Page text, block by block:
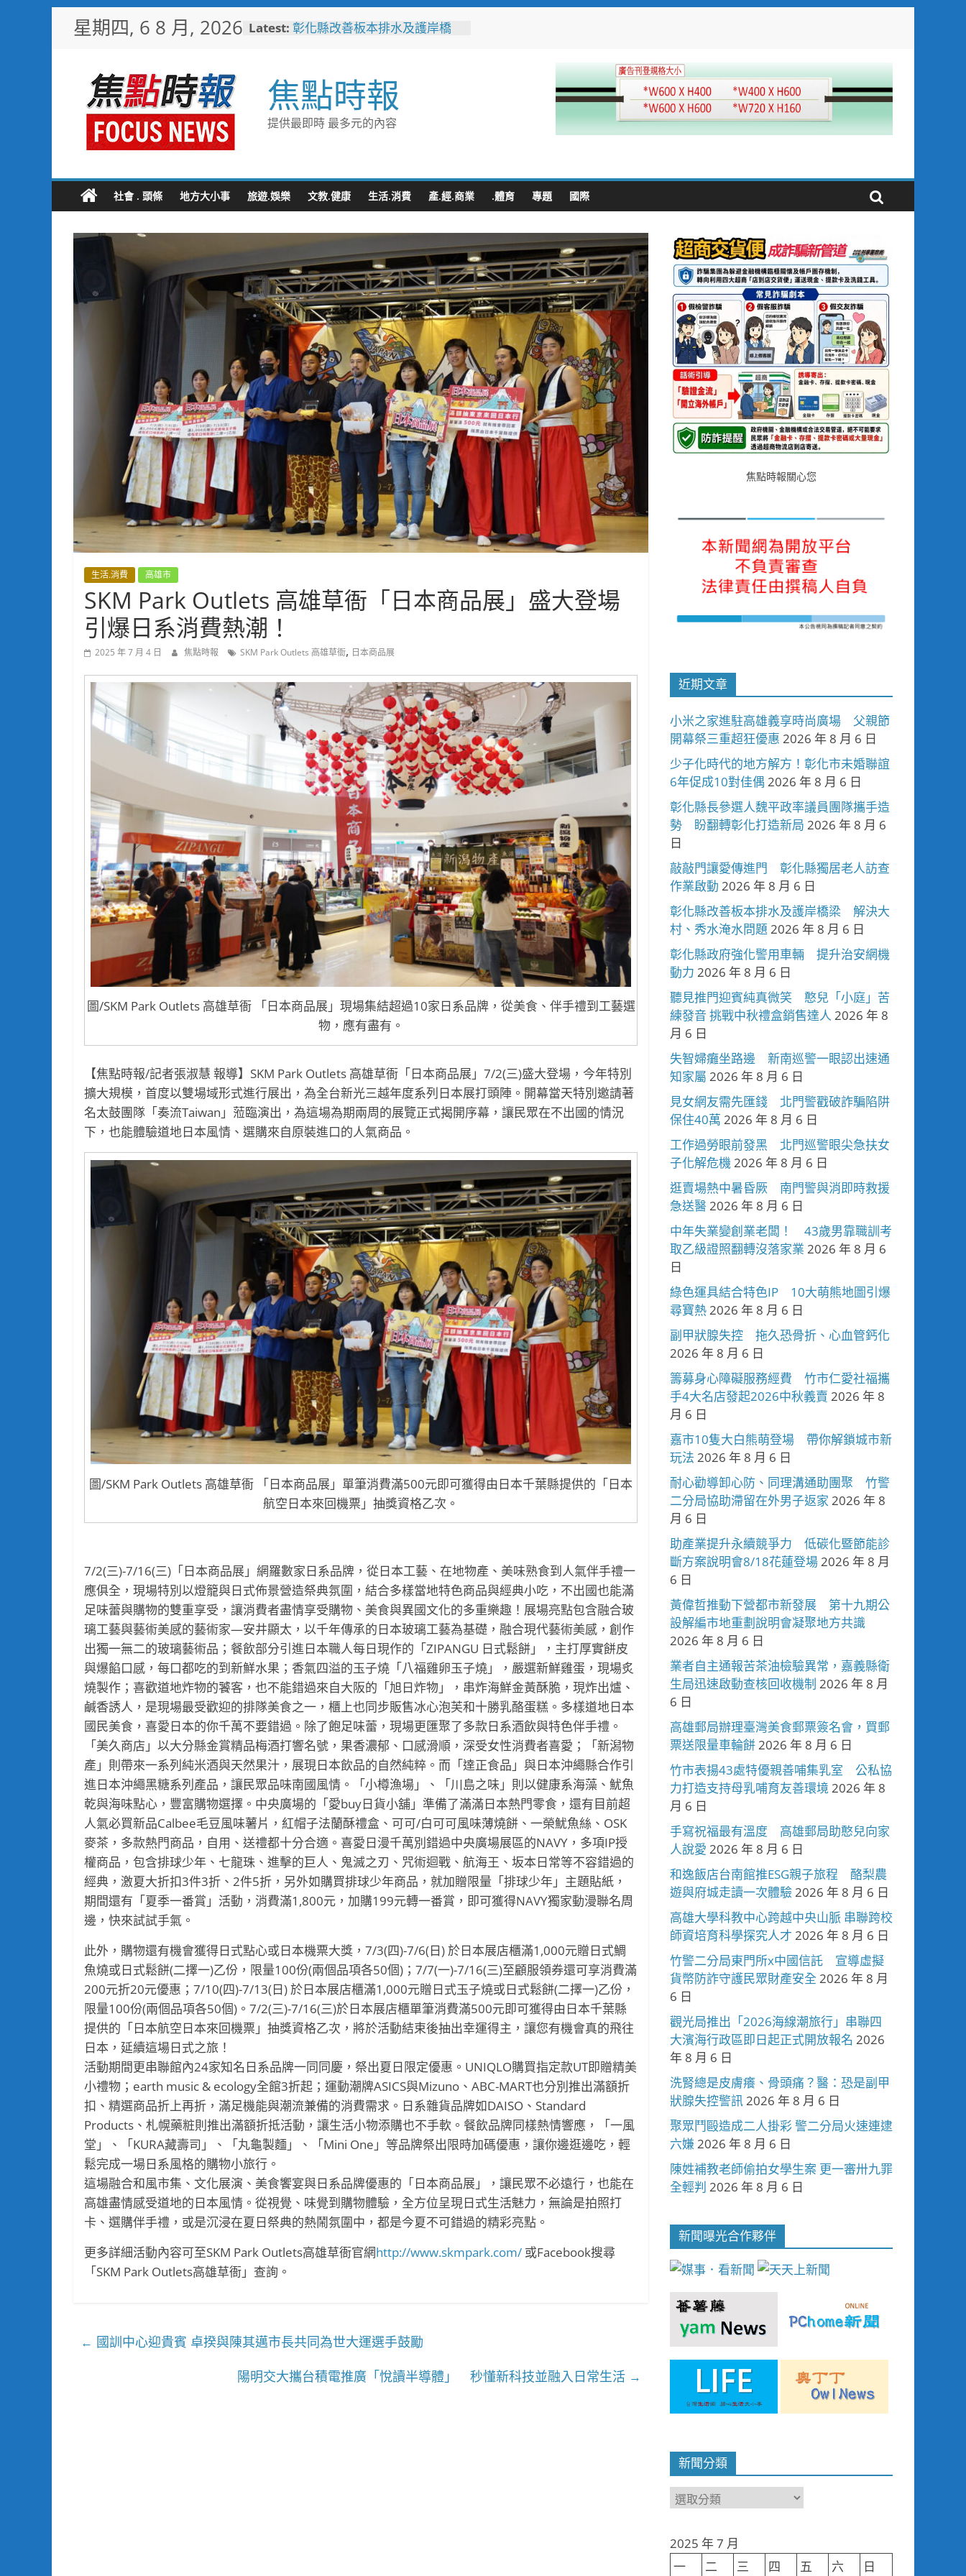
星期四, 6 8 月, 2026 Latest: 彰化縣改善板本排水及護岸橋
少子化時代的地方解方！彰化市
未婚聯誼6年促成10對佳偶
彰化縣長參選人魏平政率議員團
隊攜手造勢 盼翻轉彰化打造新
焦點時報
提供最即時 最多元的內容
社會 . 頭條 地方大小事 旅遊.娛樂 文教.健康 生活.消費 產.經.商業 .體育 專題 國際
生活.消費 高雄市
SKM Park Outlets 高雄草衙「日本商品展」盛大登場
引爆日系消費熱潮！
2025 年 7 月 4 日 焦點時報 SKM Park Outlets 高雄草衙, 日本商品展
圖/SKM Park Outlets 高雄草衙 「日本商品展」現場集結超過10家日系品牌，從美食、伴手禮到工藝選
物，應有盡有。
【焦點時報/記者張淑慧 報導】SKM Park Outlets 高雄草衙「日本商品展」7/2(三)盛大登場，今年特別
擴大規模，首度以雙場域形式進行展出，為全台新光三越年度系列日本展打頭陣。開幕當天特別邀請著
名太鼓團隊「奏流Taiwan」蒞臨演出，為這場為期兩周的展覽正式揭開序幕，讓民眾在不出國的情況
下，也能體驗道地日本風情、選購來自原裝進口的人氣商品。
圖/SKM Park Outlets 高雄草衙 「日本商品展」單筆消費滿500元即可獲得由日本千葉縣提供的「日本
航空日本來回機票」抽獎資格乙次。
7/2(三)-7/16(三)「日本商品展」網羅數家日系品牌，從日本工藝、在地物產、美味熟食到人氣伴手禮一
應俱全，現場特別以燈籠與日式佈景營造祭典氛圍，結合多樣當地特色商品與經典小吃，不出國也能滿
足味蕾與購物的雙重享受，讓消費者盡情享受購物、美食與異國文化的多重樂趣！展場亮點包含融合玻
璃工藝與藝術美感的藝術家—安井顯太，以千年傳承的日本玻璃工藝為基礎，融合現代藝術美感，創作
出獨一無二的玻璃藝術品；餐飲部分引進日本職人每日現作的「ZIPANGU 日式鬆餅」，主打厚實餅皮
與爆餡口感，每口都吃的到新鮮水果；香氣四溢的玉子燒「八福雞卵玉子燒」，嚴選新鮮雞蛋，現場炙
燒製作；喜歡道地炸物的饕客，也不能錯過來自大阪的「旭日炸物」，串炸海鮮金黃酥脆，現炸出爐、
鹹香誘人，是現場最受歡迎的排隊美食之一，櫃上也同步販售冰心泡芙和十勝乳酪蛋糕。多樣道地日本
國民美食，喜愛日本的你千萬不要錯過。除了飽足味蕾，現場更匯聚了多款日系酒飲與特色伴手禮。
「美久商店」以大分縣金賞精品梅酒打響名號，果香濃郁、口感滑順，深受女性消費者喜愛；「新潟物
產」則帶來一系列純米酒與天然果汁，展現日本飲品的自然純粹。而「達正食品」與日本沖繩縣合作引
進日本沖繩黑糖系列產品，讓民眾品味南國風情。「小樽漁場」、「川島之味」則以健康系海藻、魷魚
乾與海味點心，豐富購物選擇。中央廣場的「愛buy日貨小舖」準備了滿滿日本熱門零食，還有目前超
人氣必買新品Calbee毛豆風味薯片，紅帽子法蘭酥禮盒、可可/白可可風味薄燒餅、一榮魷魚絲、OSK
麥茶，多款熱門商品，自用、送禮都十分合適。喜愛日漫千萬別錯過中央廣場展區的NAVY，多項IP授
權商品，包含排球少年、七龍珠、進擊的巨人、鬼滅之刃、咒術迴戰、航海王、坂本日常等不容錯過的
經典，激夏大折扣3件3折、2件5折，另外如購買排球少年商品，就加贈限量「排球少年」主題貼紙，
期間還有「夏季一番賞」活動，消費滿1,800元，加購199元轉一番賞，即可獲得NAVY獨家動漫聯名周
邊，快來試試手氣。
此外，購物還有機會獲得日式點心或日本機票大獎，7/3(四)-7/6(日) 於日本展店櫃滿1,000元贈日式鯛
魚燒或日式鬆餅(二擇一)乙份，限量100份(兩個品項各50個)；7/7(一)-7/16(三)至顧服領券還可享消費滿
200元折20元優惠；7/10(四)-7/13(日) 於日本展店櫃滿1,000元贈日式玉子燒或日式鬆餅(二擇一)乙份，
限量100份(兩個品項各50個)。7/2(三)-7/16(三)於日本展店櫃單筆消費滿500元即可獲得由日本千葉縣
提供的「日本航空日本來回機票」抽獎資格乙次，將於活動結束後抽出幸運得主，讓您有機會真的飛往
日本，延續這場日式之旅！
活動期間更串聯館內24家知名日系品牌一同同慶，祭出夏日限定優惠。UNIQLO購買指定款UT即贈精美
小禮物；earth music & ecology全館3折起；運動潮牌ASICS與Mizuno、ABC-MART也分別推出滿額折
扣、精選商品折上再折，滿足機能與潮流兼備的消費需求。日系雜貨品牌如DAISO、Standard
Products、札幌藥粧則推出滿額折抵活動，讓生活小物添購也不手軟。餐飲品牌同樣熱情響應，「一風
堂」、「KURA藏壽司」、「丸龜製麵」、「Mini One」等品牌祭出限時加碼優惠，讓你邊逛邊吃，輕
鬆完成一場日系風格的購物小旅行。
這場融合和風市集、文化展演、美食饗宴與日系品牌優惠的「日本商品展」，讓民眾不必遠行，也能在
高雄盡情感受道地的日本風情。從視覺、味覺到購物體驗，全方位呈現日式生活魅力，無論是拍照打
卡、選購伴手禮，或是沉浸在夏日祭典的熱鬧氛圍中，都是今夏不可錯過的精彩亮點。
更多詳細活動內容可至SKM Park Outlets高雄草衙官網http://www.skmpark.com/ 或Facebook搜尋
「SKM Park Outlets高雄草衙」查詢。
← 國訓中心迎貴賓 卓揆與陳其邁市長共同為世大運選手鼓勵
陽明交大攜台積電推廣「悅讀半導體」 秒懂新科技並融入日常生活 →
焦點時報關心您
近期文章
小米之家進駐高雄義享時尚廣場 父親節
開幕祭三重超狂優惠 2026 年 8 月 6 日
少子化時代的地方解方！彰化市未婚聯誼
6年促成10對佳偶 2026 年 8 月 6 日
彰化縣長參選人魏平政率議員團隊攜手造
勢 盼翻轉彰化打造新局 2026 年 8 月 6
日
敲敲門讓愛傳進門 彰化縣獨居老人訪查
作業啟動 2026 年 8 月 6 日
彰化縣改善板本排水及護岸橋梁 解決大
村、秀水淹水問題 2026 年 8 月 6 日
彰化縣政府強化警用車輛 提升治安網機
動力 2026 年 8 月 6 日
聽見推門迎賓純真微笑 憨兒「小庭」苦
練發音 挑戰中秋禮盒銷售達人 2026 年 8
月 6 日
失智婦癱坐路邊 新南巡警一眼認出速通
知家屬 2026 年 8 月 6 日
見女網友需先匯錢 北門警戳破詐騙陷阱
保住40萬 2026 年 8 月 6 日
工作過勞眼前發黑 北門巡警眼尖急扶女
子化解危機2026 年 8 月 6 日
逛賣場熱中暑昏厥 南門警與消即時救援
急送醫2026 年 8 月 6 日
中年失業變創業老闆！ 43歲男靠職訓考
取乙級證照翻轉沒落家業 2026 年 8 月 6
日
綠色運具結合特色IP 10大萌熊地圖引爆
尋寶熱2026 年 8 月 6 日
副甲狀腺失控 拖久恐骨折、心血管鈣化
2026 年 8 月 6 日
籌募身心障礙服務經費 竹市仁愛社福攜
手4大名店發起2026中秋義賣 2026 年 8
月 6 日
嘉市10隻大白熊萌登場 帶你解鎖城市新
玩法 2026 年 8 月 6 日
耐心勸導卸心防、同理溝通助團聚 竹警
二分局協助滯留在外男子返家 2026 年 8
月 6 日
助產業提升永續競爭力 低碳化暨節能診
斷方案說明會8/18花蓮登場2026 年 8 月
6 日
黃偉哲推動下營都市新發展 第十九期公
設解編市地重劃說明會凝聚地方共識
2026 年 8 月 6 日
業者自主通報苦茶油檢驗異常，嘉義縣衛
生局迅速啟動查核回收機制 2026 年 8 月
6 日
高雄郵局辦理臺灣美食郵票簽名會，買郵
票送限量車輪餅2026 年 8 月 6 日
竹市表揚43處特優親善哺集乳室 公私協
力打造支持母乳哺育友善環境2026 年 8
月 6 日
手寫祝福最有溫度 高雄郵局助憨兒向家
人說愛 2026 年 8 月 6 日
和逸飯店台南館推ESG親子旅程 酪梨農
遊與府城走讀一次體驗2026 年 8 月 6 日
高雄大學科教中心跨越中央山脈 串聯跨校
師資培育科學探究人才 2026 年 8 月 6 日
竹警二分局東門所x中國信託 宣導虛擬
貨幣防詐守護民眾財產安全 2026 年 8 月
6 日
觀光局推出「2026海線潮旅行」串聯四
大濱海行政區即日起正式開放報名 2026
年 8 月 6 日
洗腎總是皮膚癢、骨頭痛？醫：恐是副甲
狀腺失控警訊2026 年 8 月 6 日
聚眾鬥毆造成二人掛彩 警二分局火速連逮
六嫌2026 年 8 月 6 日
陳姓補教老師偷拍女學生案 更一審卅九罪
全輕判 2026 年 8 月 6 日
新聞曝光合作夥伴
新聞分類
新
類
2025 年 7 月
一
二 三 四 五 六 日